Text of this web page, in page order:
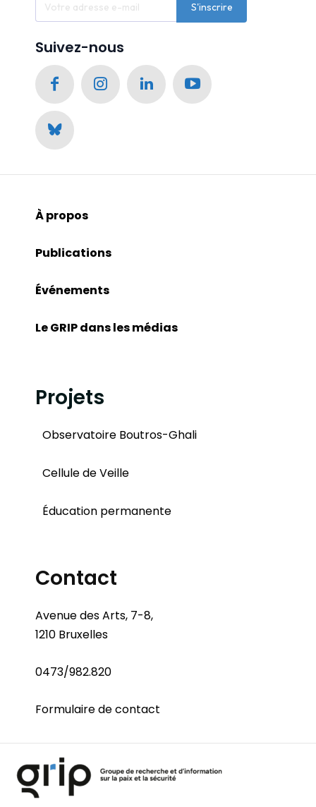
S'inscrire
Suivez-nous
À propos
Publications
Événements
Le GRIP dans les médias
Projets
Observatoire Boutros-Ghali
Cellule de Veille
Éducation permanente
Contact
Avenue des Arts, 7-8,
1210 Bruxelles
0473/982.820
Formulaire de contact